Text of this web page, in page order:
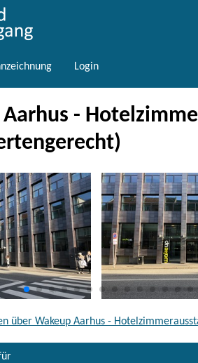
Login
-
über Wakeup Aarhus -